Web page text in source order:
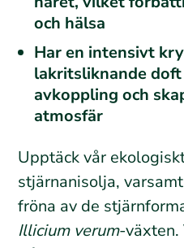
och hälsa
Har en intensivt
lakritsliknande
avkoppling och
atmosfär
Upptäck vår
stjärnanisolja,
fröna av de
Illicium verum-växten.